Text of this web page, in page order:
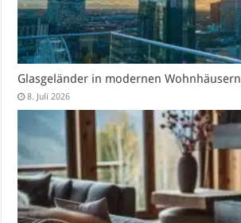
Glasgeländer in modernen Wohnhäusern
8. Juli 2026